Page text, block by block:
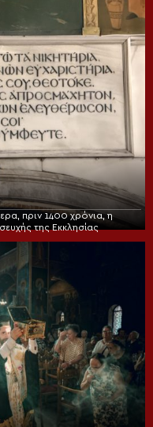
πριν 1400 χρόνια, η
της Εκκλησίας